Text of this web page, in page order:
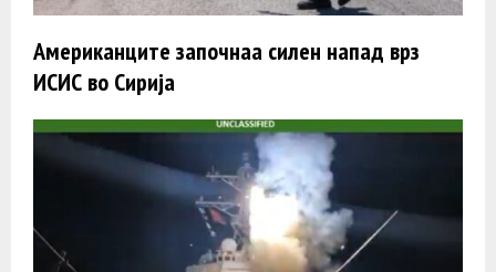
Американците започнаа силен напад врз
ИСИС во Сирија